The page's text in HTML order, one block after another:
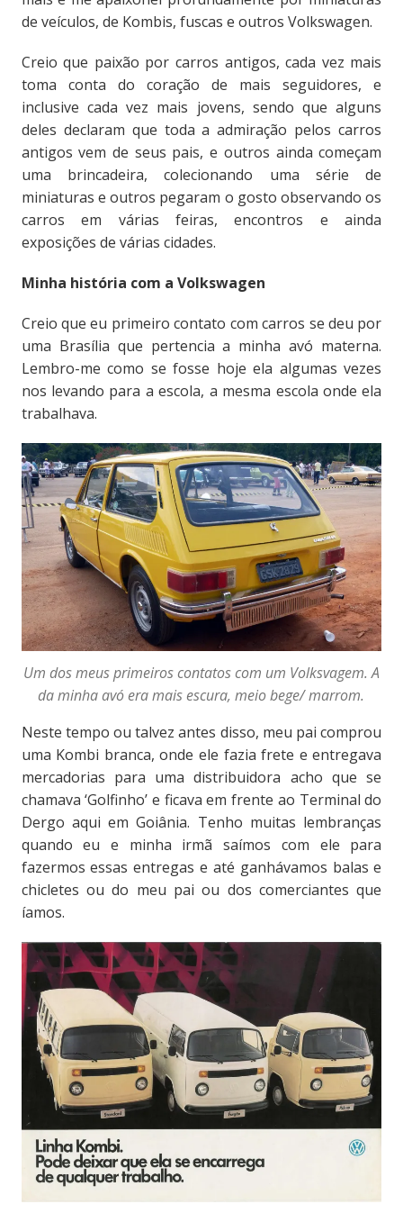
de veículos, de Kombis, fuscas e outros Volkswagen.
Creio que paixão por carros antigos, cada vez mais
toma conta do coração de mais seguidores, e
inclusive cada vez mais jovens, sendo que alguns
deles declaram que toda a admiração pelos carros
antigos vem de seus pais, e outros ainda começam
uma brincadeira, colecionando uma série de
miniaturas e outros pegaram o gosto observando os
carros em várias feiras, encontros e ainda
exposições de várias cidades.
Minha história com a Volkswagen
Creio que eu primeiro contato com carros se deu por
uma Brasília que pertencia a minha avó materna.
Lembro-me como se fosse hoje ela algumas vezes
nos levando para a escola, a mesma escola onde ela
trabalhava.
Um dos meus primeiros contatos com um Volksvagem. A
da minha avó era mais escura, meio bege/ marrom.
Neste tempo ou talvez antes disso, meu pai comprou
uma Kombi branca, onde ele fazia frete e entregava
mercadorias para uma distribuidora acho que se
chamava ‘Golfinho’ e ficava em frente ao Terminal do
Dergo aqui em Goiânia. Tenho muitas lembranças
quando eu e minha irmã saímos com ele para
fazermos essas entregas e até ganhávamos balas e
chicletes ou do meu pai ou dos comerciantes que
íamos.